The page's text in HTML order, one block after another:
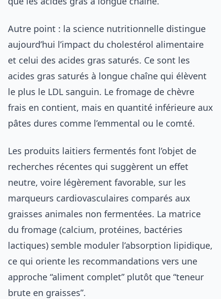
Autre point : la science nutritionnelle distingue
aujourd’hui l’impact du cholestérol alimentaire
et celui des acides gras saturés. Ce sont les
acides gras saturés à longue chaîne qui élèvent
le plus le LDL sanguin. Le fromage de chèvre
frais en contient, mais en quantité inférieure aux
pâtes dures comme l’emmental ou le comté.
Les produits laitiers fermentés font l’objet de
recherches récentes qui suggèrent un effet
neutre, voire légèrement favorable, sur les
marqueurs cardiovasculaires comparés aux
graisses animales non fermentées. La matrice
du fromage (calcium, protéines, bactéries
lactiques) semble moduler l’absorption lipidique,
ce qui oriente les recommandations vers une
approche “aliment complet” plutôt que “teneur
brute en graisses”.